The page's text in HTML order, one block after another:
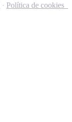
· Política de cookies